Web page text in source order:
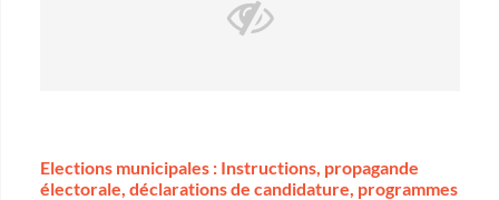
Elections municipales : Instructions, propagande
électorale, déclarations de candidature, programmes